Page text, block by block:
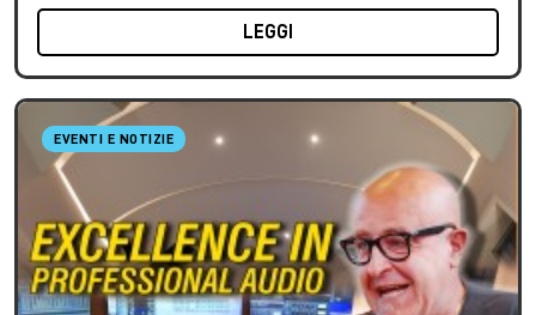
LEGGI
EVENTI E NOTIZIE